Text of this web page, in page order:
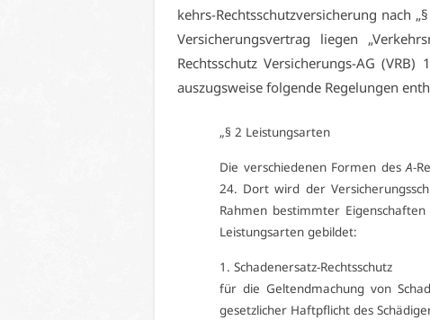
kehrs-Rechts­schutz­ver­si­che­rung nach
Ver­si­che­rungs­ver­trag lie­gen
Rechts­schutz Ver­si­che­rungs-AG
aus­zugs­wei­se fol­gen­de Re­ge­lun­gen
„§ 2 Leis­tungs­ar­ten
Die ver­schie­de­nen For­men desA-
24. Dort wird der
Rah­men be­stimm­ter
Leis­tungs­ar­ten ge­bil­det:
1. Scha­den­er­satz-Rechts­schutz
für die Gel­tend­ma­chung von
ge­setz­li­cher Haft­pflicht des